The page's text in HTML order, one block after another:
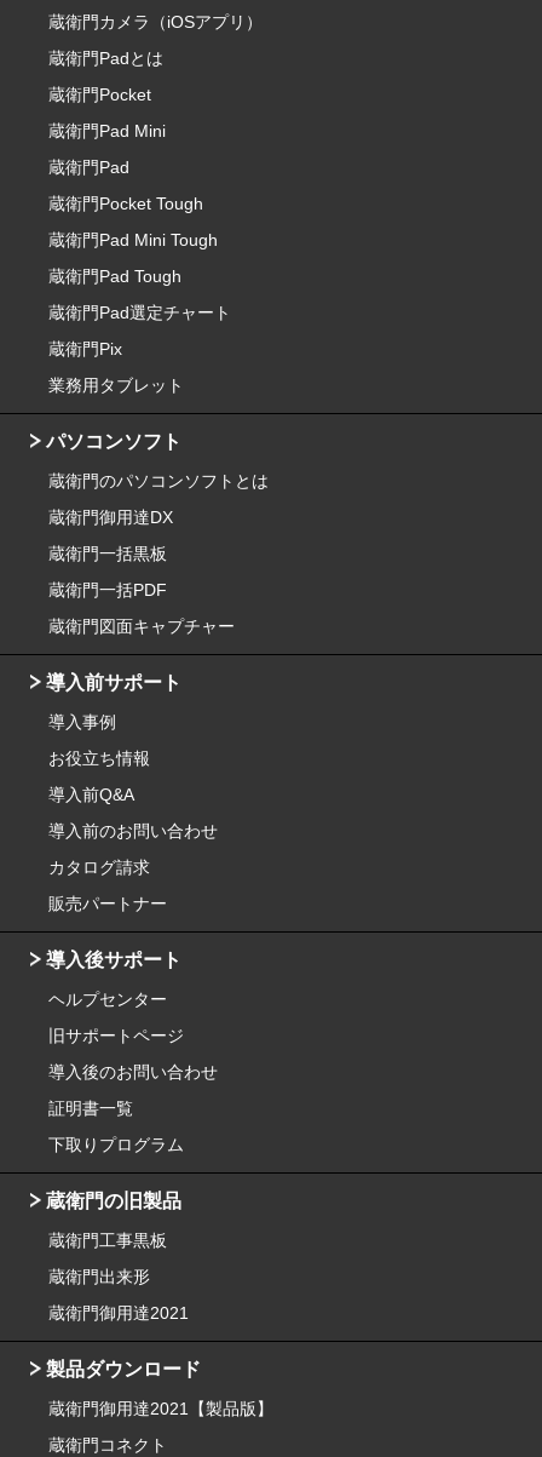
蔵衛門カメラ（iOSアプリ）
蔵衛門Padとは
蔵衛門Pocket
蔵衛門Pad Mini
蔵衛門Pad
蔵衛門Pocket Tough
蔵衛門Pad Mini Tough
蔵衛門Pad Tough
蔵衛門Pad選定チャート
蔵衛門Pix
業務用タブレット
パソコンソフト
蔵衛門のパソコンソフトとは
蔵衛門御用達DX
蔵衛門一括黒板
蔵衛門一括PDF
蔵衛門図面キャプチャー
導入前サポート
導入事例
お役立ち情報
導入前Q&A
導入前のお問い合わせ
カタログ請求
販売パートナー
導入後サポート
ヘルプセンター
旧サポートページ
導入後のお問い合わせ
証明書一覧
下取りプログラム
蔵衛門の旧製品
蔵衛門工事黒板
蔵衛門出来形
蔵衛門御用達2021
製品ダウンロード
蔵衛門御用達2021【製品版】
蔵衛門コネクト